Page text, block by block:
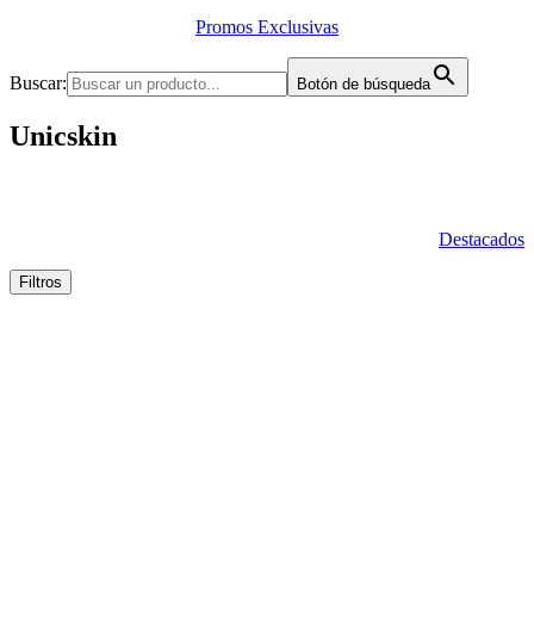
Promos Exclusivas
Buscar: Botón de búsqueda
Unicskin
Destacados
Filtros